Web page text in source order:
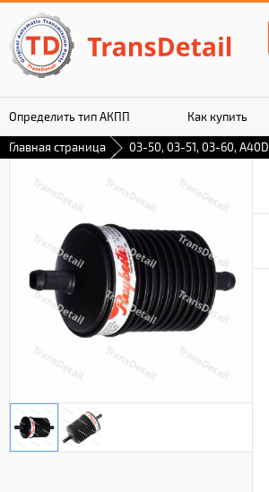
Определить тип АКПП Как купить
Гарантия
Главная страница 03-50, 03-51, 03-60, A40D